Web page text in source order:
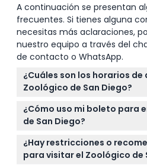
A continuación se presentan
frecuentes. Si tienes alguna
necesitas más aclaraciones,
nuestro equipo a través del
de contacto o WhatsApp.
¿Cuáles son los horarios
Zoológico de San Diego?
El Zoológico de San Diego
días de 9:00 AM a 6:00 PM,
durante ciertas temporadas
por favor confirme al
¿Cómo uso mi boleto para
de San Diego?
Simplemente muestre su
inteligente en la entrada. Su
cualquier momento del día
¿Hay restricciones o
para visitar el Zoológico de